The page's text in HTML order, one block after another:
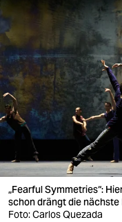
berlin
nord
wahrheit
verlag
verlag
veranstaltungen
shop
fragen & hilfe
„Fearful Symmetries“:
schon drängt die nächste
Foto: Carlos Quezada